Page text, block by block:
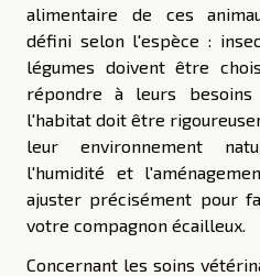
alimentaire de ces
défini selon l'espèce :
légumes doivent être
répondre à leurs besoins
l'habitat doit être
leur environnement
l'humidité et
ajuster précisément pour
votre compagnon écailleux.
Concernant les soins